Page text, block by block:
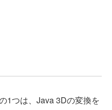
1つは、Java 3Dの変換を